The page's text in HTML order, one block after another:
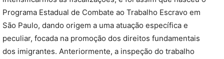
Programa Estadual de Combate ao Trabalho Escravo em
São Paulo, dando origem a uma atuação específica e
peculiar, focada na promoção dos direitos fundamentais
dos imigrantes. Anteriormente, a inspeção do trabalho